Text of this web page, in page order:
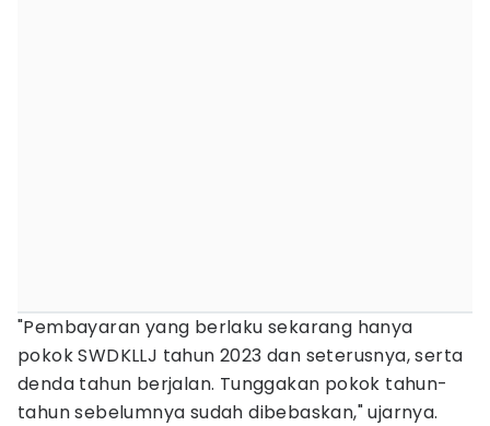
"Pembayaran yang berlaku sekarang hanya
pokok SWDKLLJ tahun 2023 dan seterusnya, serta
denda tahun berjalan. Tunggakan pokok tahun-
tahun sebelumnya sudah dibebaskan," ujarnya.